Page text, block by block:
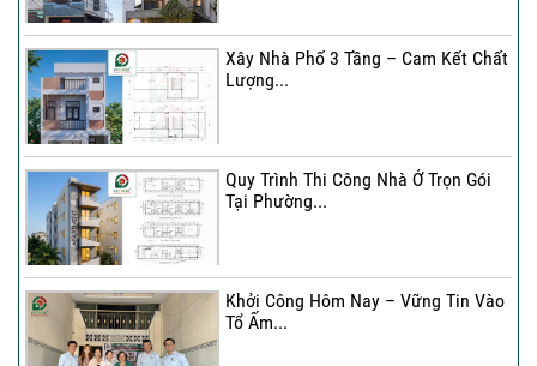
Xây Nhà Phố 3 Tầng – Cam Kết Chất
Lượng...
Quy Trình Thi Công Nhà Ở Trọn Gói
Tại Phường...
Khởi Công Hôm Nay – Vững Tin Vào
Tổ Ấm...